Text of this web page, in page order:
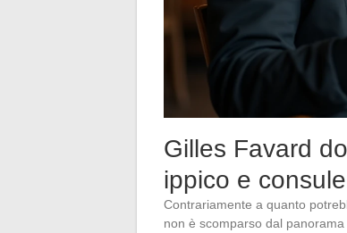
Gilles Favard
ippico e
Contrariamente a quanto
non è scomparso dal